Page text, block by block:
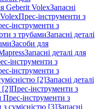
Geberit VolexЗапасні
Прес-інструменти з
інструменти з
з трубамиЗапасні деталі
Засоби для
Запасні деталі для
інструменти з
інструменти з
[2]Запасні деталі
[2]Прес-інструменти з
Прес-інструменти з
сумісністю [3]Запасні